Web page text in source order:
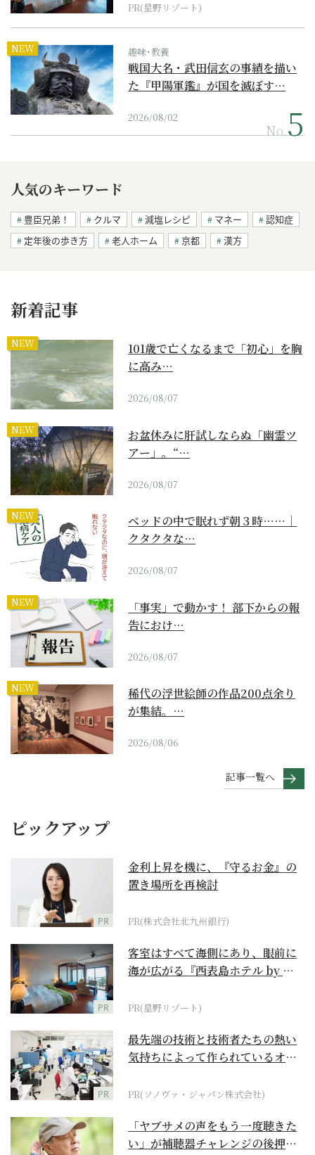
PR(星野リゾート)
NEW 趣味･教養
戦国大名・武田信玄の事績を描い
た『甲陽軍鑑』が国を滅ぼす…
2026/08/02
No.
人気のキーワード
豊臣兄弟！ クルマ 減塩レシピ マネー
認知症
定年後の歩き方
老人ホーム 京都 漢方
新着記事
NEW
101歳で亡くなるまで「初心」を胸
に高み…
2026/08/07
NEW
お盆休みに肝試しならぬ「幽霊ツ
アー」。“…
2026/08/07
NEW
ベッドの中で眠れず朝３時……｜
クタクタな…
2026/08/07
NEW
「事実」で動かす！ 部下からの報
告におけ…
2026/08/07
NEW
稀代の浮世絵師の作品200点余り
が集結。…
2026/08/06
記事一覧へ
ピックアップ
PR
金利上昇を機に、『守るお金』の
置き場所を再検討
PR(株式会社北九州銀行)
PR
客室はすべて海側にあり、眼前に
海が広がる『西表島ホテル by 星
PR(星野リゾート)
PR
最先端の技術と技術者たちの熱い
気持ちによって作られているオー
PR(ソノヴァ・ジャパン株式会社)
「ヤブサメの声をもう一度聴きた
い」が補聴器チャレンジの後押し